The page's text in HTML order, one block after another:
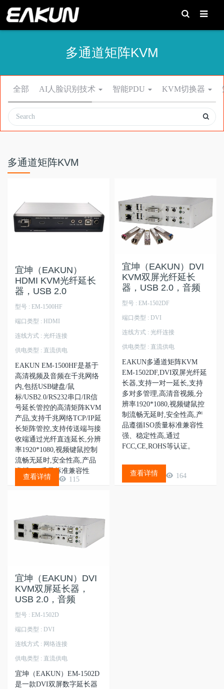
T
o
g
r
h
多通道矩阵KVM
全部 AI人脸识别技术 智能PDU KVM切换器
多通道矩阵KVM
宜坤（EAKUN）
HDMI KVM光纤延长
器，USB 2.0
型号 : EM-1500HF
端口类型 : HDMI
连线方式 : 光纤连接
供电类型 : 直流供电
EAKUN EM-1500HF是基于
高清视频及音频在千兆网络
内,包括USB键盘/鼠
标/USB2.0/RS232串口/IR信
号延长管控的高清矩阵KVM
产品,支持千兆网络TCP/IP延
长矩阵管控,支持传送端与接
收端通过光纤直连延长,分辨
率1920*1080,视频键鼠控制
流畅无延时,安全性高,产品
遵循ISO质量标准兼容性
强、...
115
查看详情
宜坤（EAKUN）DVI
KVM双屏光纤延长
器，USB 2.0，音频
型号 : EM-1502DF
端口类型 : DVI
连线方式 : 光纤连接
供电类型 : 直流供电
EAKUN多通道矩阵KVM
EM-1502DF,DVI双屏光纤延
长器,支持一对一延长,支持
多对多管理,高清音视频,分
辨率1920*1080,视频键鼠控
制流畅无延时,安全性高,产
品遵循ISO质量标准兼容性
强、稳定性高,通过
FCC,CE,ROHS等认证。
164
查看详情
宜坤（EAKUN）DVI
KVM双屏延长器，
USB 2.0，音频
型号 : EM-1502D
端口类型 : DVI
连线方式 : 网络连接
供电类型 : 直流供电
宜坤（EAKUN）EM-1502D
是一款DVI双屏数字延长器